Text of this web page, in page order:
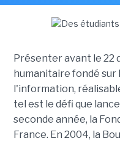
Présenter avant le 22
humanitaire fondé sur
l'information,
tel est le défi que
seconde année, la
France. En 2004, la